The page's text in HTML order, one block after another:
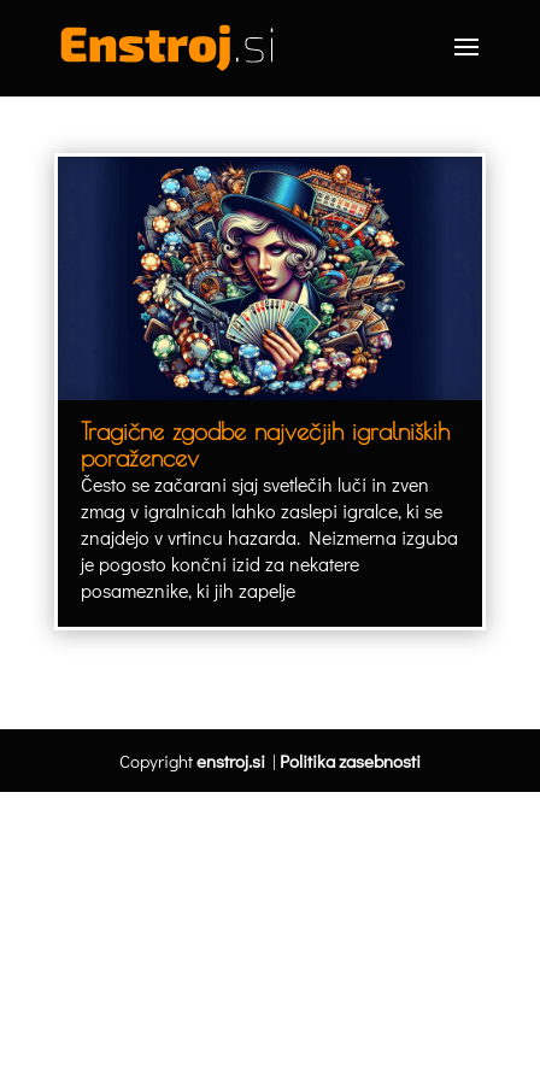
Tragične zgodbe največjih igralniških
poražencev
Često se začarani sjaj svetlečih luči in zven
zmag v igralnicah lahko zaslepi igralce, ki se
znajdejo v vrtincu hazarda. Neizmerna izguba
je pogosto končni izid za nekatere
posameznike, ki jih zapelje
Copyrightenstroj.si| Politika zasebnosti